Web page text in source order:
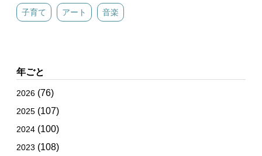
子育て アート 音楽
年ごと
2026 (76)
2025 (107)
2024 (100)
2023 (108)